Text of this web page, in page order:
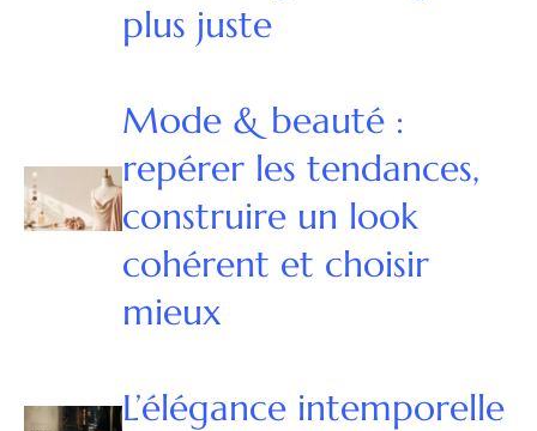
plus juste
Mode & beauté :
repérer les tendances,
construire un look
cohérent et choisir
mieux
L’élégance intemporelle